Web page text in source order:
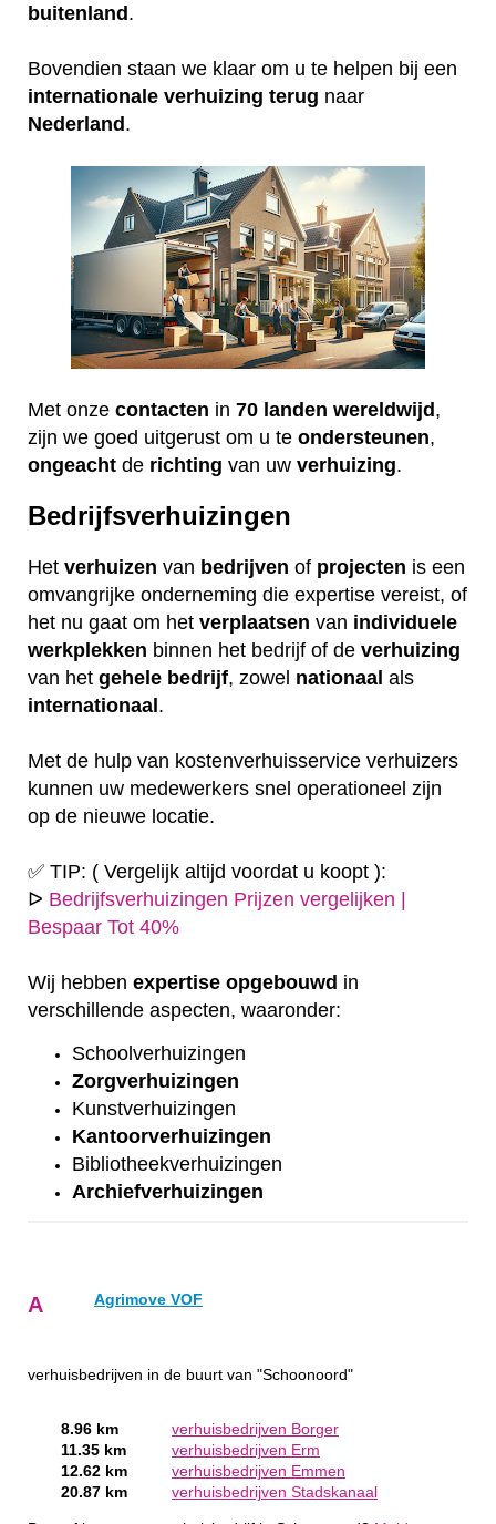
buitenland.
Bovendien staan we klaar om u te helpen bij een
internationale verhuizing terug naar
Nederland.
Met onze contacten in 70 landen wereldwijd,
zijn we goed uitgerust om u te ondersteunen,
ongeacht de richting van uw verhuizing.
Bedrijfsverhuizingen
Het verhuizen van bedrijven of projecten is een
omvangrijke onderneming die expertise vereist, of
het nu gaat om het verplaatsen van individuele
werkplekken binnen het bedrijf of de verhuizing
van het gehele bedrijf, zowel nationaal als
internationaal .
Met de hulp van kostenverhuisservice verhuizers
kunnen uw medewerkers snel operationeel zijn
op de nieuwe locatie.
✅ TIP: ( Vergelijk altijd voordat u koopt ):
ᐅ Bedrijfsverhuizingen Prijzen vergelijken |
Bespaar Tot 40%
Wij hebben expertise opgebouwd in
verschillende aspecten, waaronder:
Schoolverhuizingen
Zorgverhuizingen
Kunstverhuizingen
Kantoorverhuizingen
Bibliotheekverhuizingen
Archiefverhuizingen
A Agrimove VOF
verhuisbedrijven in de buurt van "Schoonoord"
8.96 km
verhuisbedrijven Borger
11.35 km
verhuisbedrijven Erm
12.62 km
verhuisbedrijven Emmen
20.87 km
verhuisbedrijven Stadskanaal